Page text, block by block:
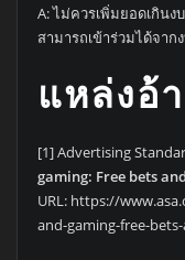
A: ไม่ควรเพิ่มยอดเกิน
สามารถเข้าร่วมได้จา
แหล่งอ้
[1] Advertising
gaming: Free bets
URL: https://
and-gaming-free-